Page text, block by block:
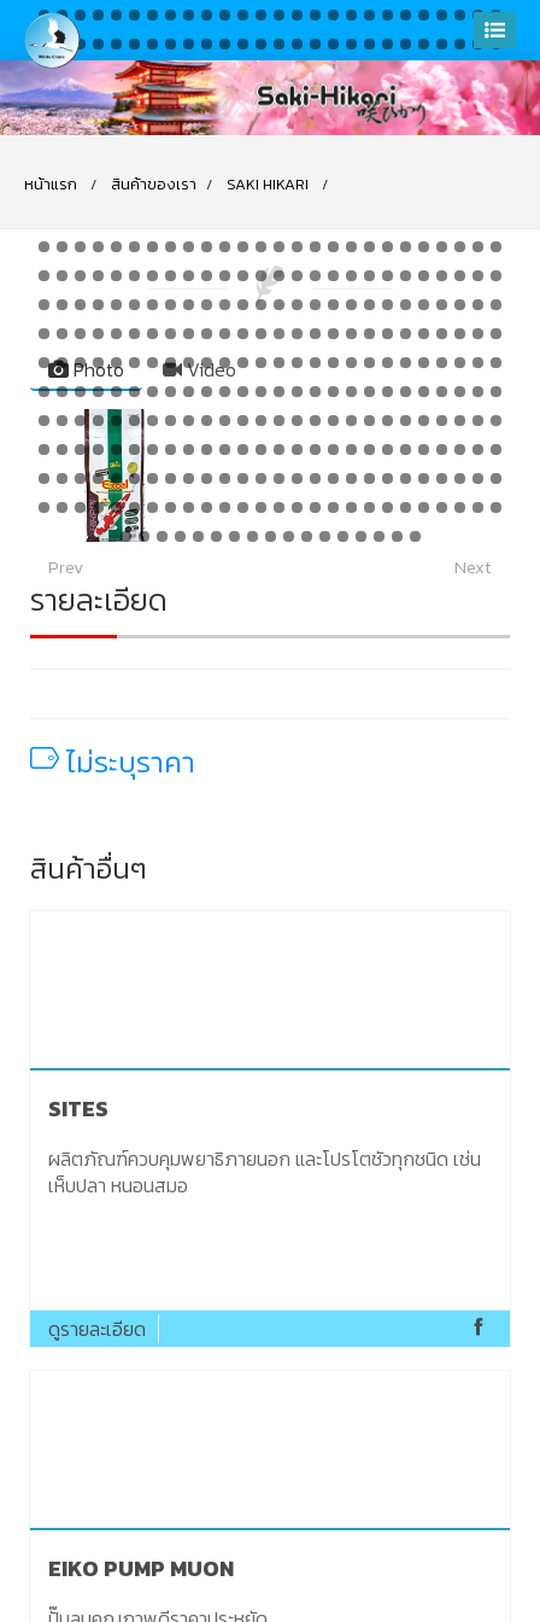
หน้าแรก สินค้าของเรา SAKI HIKARI
Photo Video
Prev Next
รายละเอียด
ไม่ระบุราคา
สินค้าอื่นๆ
SITES
ผลิตภัณฑ์ควบคุมพยาธิภายนอก และโปรโตชัวทุกชนิด เช่น
เห็บปลา หนอนสมอ
ดูรายละเอียด
EIKO PUMP MUON